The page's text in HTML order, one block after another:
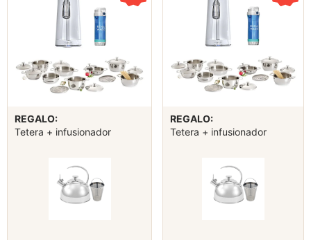
REGALO:
Tetera + infusionador
REGALO:
Tetera + infusionador